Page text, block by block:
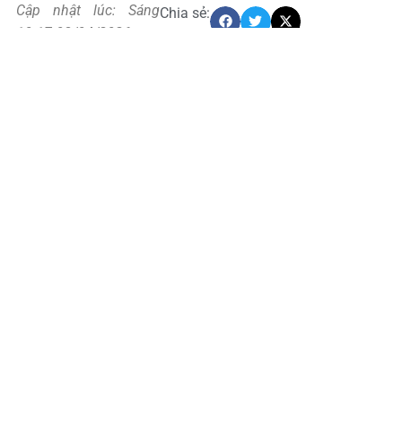
Cập nhật lúc: Sáng
10:17 03/04/2026
Chia sẻ: